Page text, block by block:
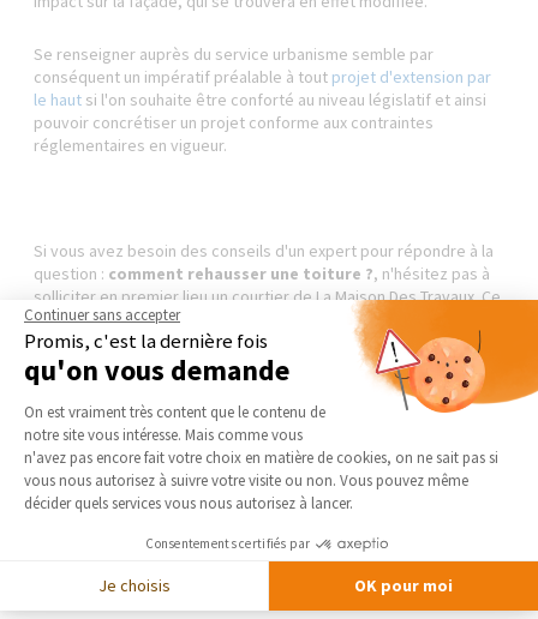
Se renseigner auprès du service urbanisme semble par
conséquent un impératif préalable à tout projet d'extension par
le haut si l'on souhaite être conforté au niveau législatif et ainsi
pouvoir concrétiser un projet conforme aux contraintes
réglementaires en vigueur.
Si vous avez besoin des conseils d'un expert pour répondre à la
question : comment rehausser une toiture ?, n'hésitez pas à
solliciter en premier lieu un courtier de La Maison Des Travaux. Ce
dernier se chargera de vous mettre en lien avec le professionnel
compétent pour vous accompagner dans vos travaux destinés à
surelever ou rehausser votre maison.
CONTACTEZ-NOUS
Surélévation de maison
Continuer sans accepter
Promis, c'est la dernière fois
qu'on vous demande
Plateforme de Gestion du
On est vraiment très content que le contenu de
notre site vous intéresse. Mais comme vous
n'avez pas encore fait votre choix en matière de cookies, on ne sait pas si
vous nous autorisez à suivre votre visite ou non. Vous pouvez même
décider quels services vous nous autorisez à lancer.
Consentements certifiés par
Je choisis OK pour moi
Axeptio consent